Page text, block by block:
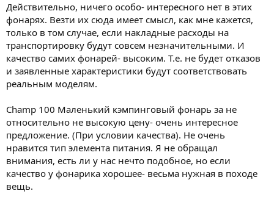
Действительно, ничего особо- интересного нет в этих
фонарях. Везти их сюда имеет смысл, как мне кажется,
только в том случае, если накладные расходы на
транспортировку будут совсем незначительными. И
качество самих фонарей- высоким. Т.е. не будет отказов
и заявленные характеристики будут соответствовать
реальным моделям.
Champ 100 Маленький кэмпинговый фонарь за не
относительно не высокую цену- очень интересное
предложение. (При условии качества). Не очень
нравится тип элемента питания. Я не обращал
внимания, есть ли у нас нечто подобное, но если
качество у фонарика хорошее- весьма нужная в походе
вещь.